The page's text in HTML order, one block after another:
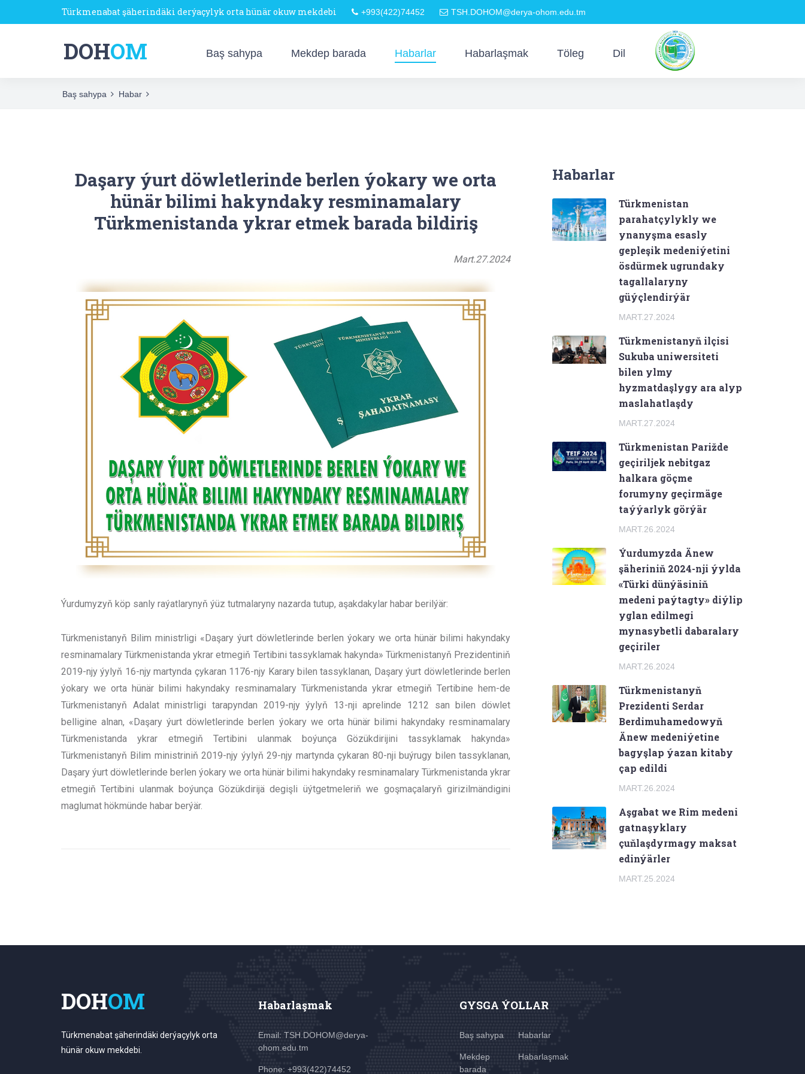
Türkmenabat şäherindäki derýaçylyk orta hünär okuw mekdebi +993(422)74452 TSH.DOHOM@derya-ohom.edu.tm
DOHOM Baş sahypa Mekdep barada Habarlar Habarlaşmak Töleg Dil
Baş sahypa Habar
Daşary ýurt döwletlerinde berlen ýokary we orta
hünär bilimi hakyndaky resminamalary
Türkmenistanda ykrar etmek barada bildiriş
Mart.27.2024
Ýurdumyzyň köp sanly raýatlarynyň ýüz tutmalaryny nazarda tutup, aşakdakylar habar berilýär:
Türkmenistanyň Bilim ministrligi «Daşary ýurt döwletlerinde berlen ýokary we orta hünär bilimi hakyndaky
resminamalary Türkmenistanda ykrar etmegiň Tertibini tassyklamak hakynda» Türkmenistanyň Prezidentiniň
2019-njy ýylyň 16-njy martynda çykaran 1176-njy Karary bilen tassyklanan, Daşary ýurt döwletlerinde berlen
ýokary we orta hünär bilimi hakyndaky resminamalary Türkmenistanda ykrar etmegiň Tertibine hem-de
Türkmenistanyň Adalat ministrligi tarapyndan 2019-njy ýylyň 13-nji aprelinde 1212 san bilen döwlet
belligine alnan, «Daşary ýurt döwletlerinde berlen ýokary we orta hünär bilimi hakyndaky resminamalary
Türkmenistanda ykrar etmegiň Tertibini ulanmak boýunça Gözükdirijini tassyklamak hakynda»
Türkmenistanyň Bilim ministriniň 2019-njy ýylyň 29-njy martynda çykaran 80-nji buýrugy bilen tassyklanan,
Daşary ýurt döwletlerinde berlen ýokary we orta hünär bilimi hakyndaky resminamalary Türkmenistanda ykrar
etmegiň Tertibini ulanmak boýunça Gözükdirijä degişli üýtgetmeleriň we goşmaçalaryň girizilmändigini
maglumat hökmünde habar berýär.
Habarlar
Türkmenistan
parahatçylykly we
ynanyşma esasly
gepleşik medeniýetini
ösdürmek ugrundaky
tagallalaryny
güýçlendirýär
MART.27.2024
Türkmenistanyň ilçisi
Sukuba uniwersiteti
bilen ylmy
hyzmatdaşlygy ara alyp
maslahatlaşdy
MART.27.2024
Türkmenistan Parižde
geçiriljek nebitgaz
halkara göçme
forumyny geçirmäge
taýýarlyk görýär
MART.26.2024
Ýurdumyzda Änew
şäheriniň 2024-nji ýylda
«Türki dünýäsiniň
medeni paýtagty» diýlip
yglan edilmegi
mynasybetli dabaralary
geçiriler
MART.26.2024
Türkmenistanyň
Prezidenti Serdar
Berdimuhamedowyň
Änew medeniýetine
bagyşlap ýazan kitaby
çap edildi
MART.26.2024
Aşgabat we Rim medeni
gatnaşyklary
çuňlaşdyrmagy maksat
edinýärler
MART.25.2024
DOHOM
Türkmenabat şäherindäki derýaçylyk orta
hünär okuw mekdebi.
Habarlaşmak
Email: TSH.DOHOM@derya-
ohom.edu.tm
Phone: +993(422)74452
GYSGA ÝOLLAR
Baş sahypa
Mekdep
barada
Habarlar
Habarlaşmak